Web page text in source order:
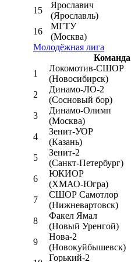
15
Ярославич
(Ярославль)
16
МГТУ
(Москва)
Молодёжная лига
Команда
1
Локомотив-CШОР
(Новосибирск)
2
Динамо-ЛО-2
(Сосновый бор)
3
Динамо-Олимп
(Москва)
4
Зенит-УОР
(Казань)
5
Зенит-2
(Санкт-Петербург)
6
ЮКИОР
(ХМАО-Югра)
7
СШОР Самотлор
(Нижневартовск)
8
Факел Ямал
(Новый Уренгой)
9
Нова-2
(Новокуйбышевск)
Горький-2